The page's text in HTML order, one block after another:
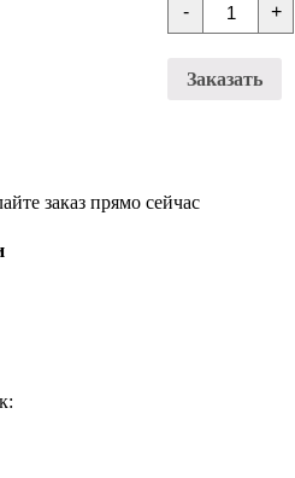
-
Плиты
перекрытия
49-
+
Заказать
заказ прямо сейчас